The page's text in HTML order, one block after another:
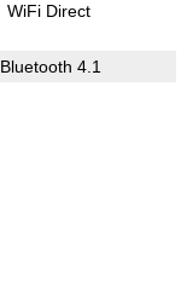
WiFi Direct
Bluetooth 4.1